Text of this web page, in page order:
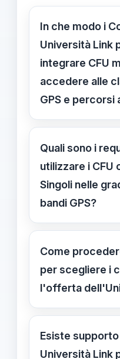
In che modo i
Università Link
integrare CFU
accedere alle
GPS e percorsi
Seleziona corsi
richiesti dalle
l'attestazione
termine del
aggiunta al
classi di
verifica con
Quali sono i
utilizzare i CFU
Singoli nelle
bandi GPS?
Verifica che
quelli richiesti
che
integrazione
locale per la tua
Come
per scegliere i
l'offerta
Verifica i CFU
richiesti dalle
controlla i bandi
Esiste
Università Link